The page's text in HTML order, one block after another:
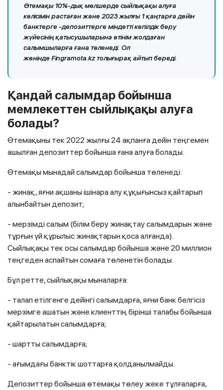
Өтемақы 10%-дық мөлшерде сыйлықақы алуға
келісімін растаған және 2023 жылғы 1 қаңтарға дейін
банктерге -депозиттерге міндетті кепілдік беру
жүйесінің қатысушыларына өтінім жолдаған
салымшыларға ғана төленеді. Ол
жөніндеFingramota.kzтолығырақ айтып береді.
Қандай салымдар бойынша
мемлекеттен сыйлықақы алуға
болады?
Өтемақыны тек 2022 жылғы 24 ақпанға дейін теңгемен
ашылған депозиттер бойынша ғана алуға болады.
Өтемақы мынадай салымдар бойынша төленеді:
- жинақ, яғни ақшаны ішінара алу құқығынсыз қайтарып
алынбайтын депозит;
- мерзімді салым (білім беру жинақтау салымдарын және
тұрғын үй құрылыс жинақтарын қоса алғанда).
Сыйлықақы тек осы салымдар бойынша және 20 миллион
теңгеден аспайтын сомаға төленетін болады.
Бұл ретте, сыйлықақы мыналарға:
- талап етілгенге дейінгі салымдарға, яғни банк белгісіз
мерзімге ашатын және клиенттің бірінші талабы бойынша
қайтарылатын салымдарға;
- шартты салымдарға;
- ағымдағы банктік шоттарға қолданылмайды.
Депозиттер бойынша өтемақы төлеу жеке тұлғаларға,